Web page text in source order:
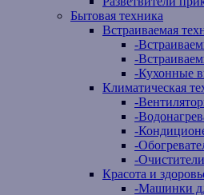
Бытовая техника
Встраиваемая
-
-
-Кухонные
Климатическая
-
-
-
-
-
Красота и
-Машинки